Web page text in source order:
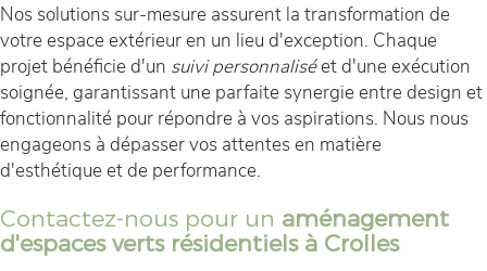
Nos solutions sur-mesure assurent la transformation de
votre espace extérieur en un lieu d'exception. Chaque
projet bénéficie d'un suivi personnaliséet d'une exécution
soignée, garantissant une parfaite synergie entre design et
fonctionnalité pour répondre à vos aspirations. Nous nous
engageons à dépasser vos attentes en matière
d'esthétique et de performance.
Contactez-nous pour un aménagement
d'espaces verts résidentiels à Crolles